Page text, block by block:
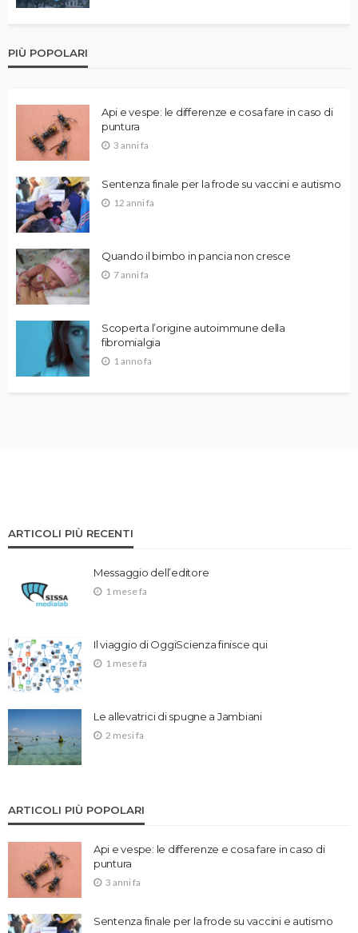
PIÙ POPOLARI
Api e vespe: le differenze e cosa fare in caso di
puntura
3 anni fa
Sentenza finale per la frode su vaccini e autismo
12 anni fa
Quando il bimbo in pancia non cresce
7 anni fa
Scoperta l’origine autoimmune della
fibromialgia
1 anno fa
ARTICOLI PIÙ RECENTI
Messaggio dell’editore
1 mese fa
Il viaggio di OggiScienza finisce qui
1 mese fa
Le allevatrici di spugne a Jambiani
2 mesi fa
ARTICOLI PIÙ POPOLARI
Api e vespe: le differenze e cosa fare in caso di
puntura
3 anni fa
Sentenza finale per la frode su vaccini e autismo